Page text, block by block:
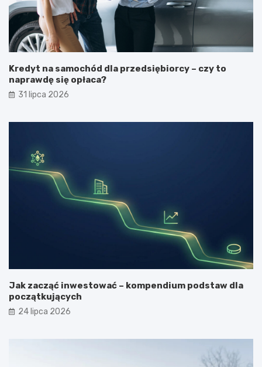
Kredyt na samochód dla przedsiębiorcy – czy to
naprawdę się opłaca?
31 lipca 2026
Jak zacząć inwestować – kompendium podstaw dla
początkujących
24 lipca 2026